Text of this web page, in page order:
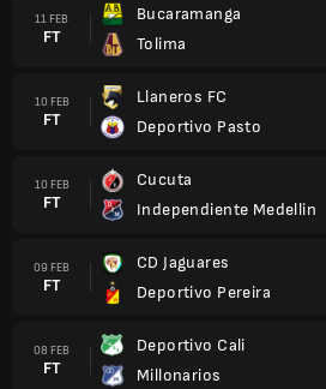
11 FEB
FT
Bucaramanga
Tolima
10 FEB
FT
Llaneros FC
Deportivo Pasto
10 FEB
FT
Cucuta
Independiente Medellin
09 FEB
FT
CD Jaguares
Deportivo Pereira
08 FEB
FT
Deportivo Cali
Millonarios